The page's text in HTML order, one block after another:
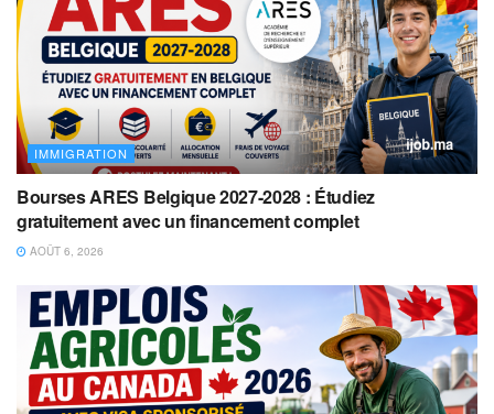
IMMIGRATION
Bourses ARES Belgique 2027-2028 : Étudiez
gratuitement avec un financement complet
AOÛT 6, 2026